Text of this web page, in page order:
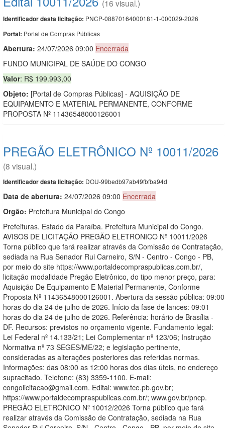
(16 visual.)
Identificador desta licitação: PNCP-08870164000181-1-000029-2026
Portal: Portal de Compras Públicas
Abertura: 24/07/2026 09:00 Encerrada
FUNDO MUNICIPAL DE SAÚDE DO CONGO
Valor: R$ 199.993,00
Objeto: [Portal de Compras Públicas] - AQUISIÇÃO DE
EQUIPAMENTO E MATERIAL PERMANENTE, CONFORME
PROPOSTA Nº 11436548000126001
PREGÃO ELETRÔNICO Nº 10011/2026
(8 visual.)
Identificador desta licitação: DOU-99bedb97ab49fbfba94d
Data de abertura: 24/07/2026 09:00 Encerrada
Orgão: Prefeitura Municipal do Congo
Prefeituras. Estado da Paraíba. Prefeitura Municipal do Congo.
AVISOS DE LICITAÇÃO PREGÃO ELETRÔNICO Nº 10011/2026
Torna público que fará realizar através da Comissão de Contratação,
sediada na Rua Senador Rui Carneiro, S/N - Centro - Congo - PB,
por meio do site https://www.portaldecompraspublicas.com.br/,
licitação modalidade Pregão Eletrônico, do tipo menor preço, para:
Aquisição De Equipamento E Material Permanente, Conforme
Proposta Nº 11436548000126001. Abertura da sessão pública: 09:00
horas do dia 24 de julho de 2026. Início da fase de lances: 09:01
horas do dia 24 de julho de 2026. Referência: horário de Brasília -
DF. Recursos: previstos no orçamento vigente. Fundamento legal:
Lei Federal nº 14.133/21; Lei Complementar nº 123/06; Instrução
Normativa nº 73 SEGES/ME/22; e legislação pertinente,
consideradas as alterações posteriores das referidas normas.
Informações: das 08:00 as 12:00 horas dos dias úteis, no endereço
supracitado. Telefone: (83) 3359-1100. E-mail:
congolicitacao@gmail.com. Edital: www.tce.pb.gov.br;
https://www.portaldecompraspublicas.com.br/; www.gov.br/pncp.
PREGÃO ELETRÔNICO Nº 10012/2026 Torna público que fará
realizar através da Comissão de Contratação, sediada na Rua